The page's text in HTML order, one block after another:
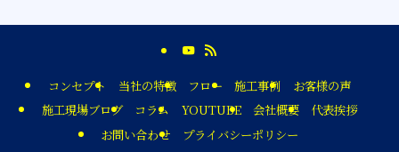
コンセプト 当社の特徴 フロー 施工事例
お客様の声
施工現場ブログ
コラム YOUTUBE 会社概要
代表挨拶
お問い合わせ
プライバシーポリシー